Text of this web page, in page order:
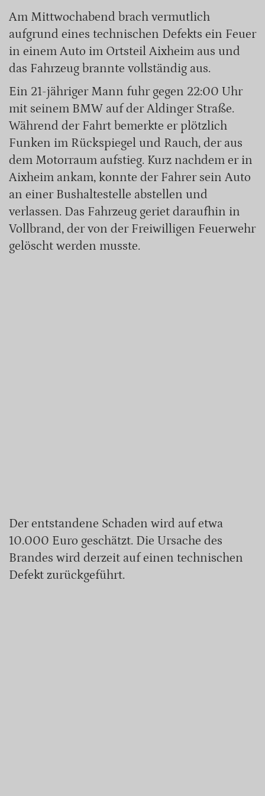
Am Mittwochabend brach vermutlich
aufgrund eines technischen Defekts ein Feuer
in einem Auto im Ortsteil Aixheim aus und
das Fahrzeug brannte vollständig aus.
Ein 21-jähriger Mann fuhr gegen 22:00 Uhr
mit seinem BMW auf der Aldinger Straße.
Während der Fahrt bemerkte er plötzlich
Funken im Rückspiegel und Rauch, der aus
dem Motorraum aufstieg. Kurz nachdem er in
Aixheim ankam, konnte der Fahrer sein Auto
an einer Bushaltestelle abstellen und
verlassen. Das Fahrzeug geriet daraufhin in
Vollbrand, der von der Freiwilligen Feuerwehr
gelöscht werden musste.
Der entstandene Schaden wird auf etwa
10.000 Euro geschätzt. Die Ursache des
Brandes wird derzeit auf einen technischen
Defekt zurückgeführt.